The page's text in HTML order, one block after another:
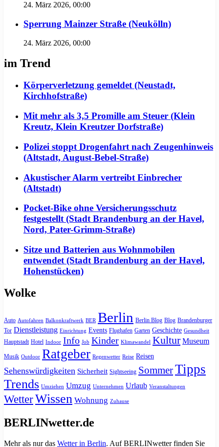
24. März 2026, 00:00
Sperrung Mainzer Straße (Neukölln)
24. März 2026, 00:00
im Trend
Körperverletzung gemeldet (Neustadt,
Kirchhofstraße)
Mit mehr als 3,5 Promille am Steuer (Klein
Kreutz, Klein Kreutzer Dorfstraße)
Polizei stoppt Drogenfahrt nach Zeugenhinweis
(Altstadt, August-Bebel-Straße)
Akustischer Alarm vertreibt Einbrecher
(Altstadt)
Pocket-Bike ohne Versicherungsschutz
festgestellt (Stadt Brandenburg an der Havel,
Nord, Pater-Grimm-Straße)
Sitze und Batterien aus Wohnmobilen
entwendet (Stadt Brandenburg an der Havel,
Hohenstücken)
Wolke
Auto Autofahren Balkonkraftwerk BER Berlin Berlin Blog Blog Brandenburger
Tor Dienstleistung Einrichtung Events Flughafen Garten Geschichte Gesundheit
Hauptstadt Hotel Indoor Info Job Kinder Klimawandel Kultur Museum
Musik Outdoor Ratgeber Regenwetter Reise Reisen
Sehenswürdigkeiten Sicherheit Sightseeing SommerTipps
Trends Umziehen Umzug Unternehmen Urlaub Veranstaltungen
WetterWissen Wohnung Zuhause
BERLINwetter.de
Mehr als nur das Wetter in Berlin. Auf BERLINwetter finden Sie